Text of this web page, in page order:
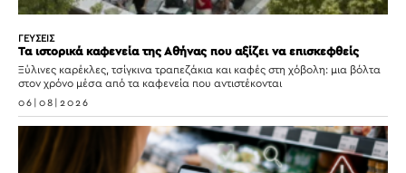
ΓΕΥΣΕΙΣ
Τα ιστορικά καφενεία της Αθήνας που αξίζει να επισκεφθείς
Ξύλινες καρέκλες, τσίγκινα τραπεζάκια και καφές στη χόβολη: μια βόλτα
στον χρόνο μέσα από τα καφενεία που αντιστέκονται
06|08|2026